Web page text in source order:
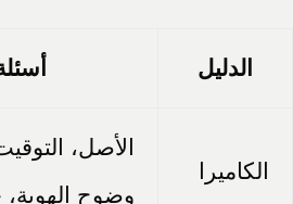
الدليل
الكاميرا
الأصل،
وضوح الهوية،